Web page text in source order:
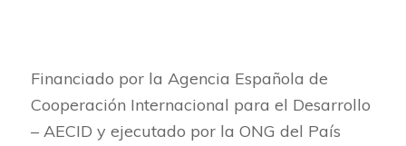
Financiado por la Agencia Española de
Cooperación Internacional para el Desarrollo
– AECID y ejecutado por la ONG del País